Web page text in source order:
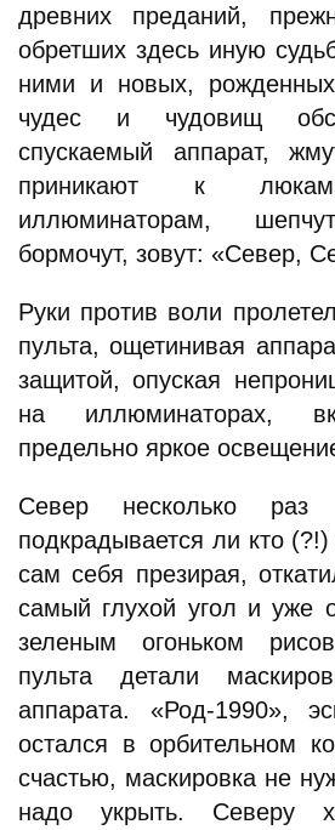
древних преданий,
обретших здесь иную
ними и новых,
чудес и чудовищ
спускаемый аппарат,
приникают к
иллюминаторам,
бормочут, зовут: «Север,
Руки против воли
пульта, ощетинивая
защитой, опуская
на иллюминаторах,
предельно яркое
Север несколько раз
подкрадывается ли кто
сам себя презирая,
самый глухой угол и уже
зеленым огоньком
пульта детали
аппарата. «Род-1990»,
остался в орбительном
счастью, маскировка не
надо укрыть. Северу